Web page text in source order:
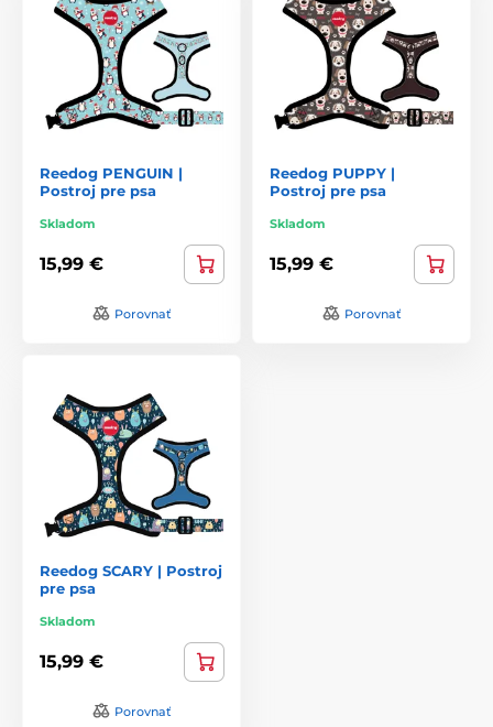
Reedog PENGUIN |
Postroj pre psa
Skladom
15,99 €
Porovnať
Reedog PUPPY |
Postroj pre psa
Skladom
15,99 €
Porovnať
Reedog SCARY | Postroj
pre psa
Skladom
15,99 €
Porovnať